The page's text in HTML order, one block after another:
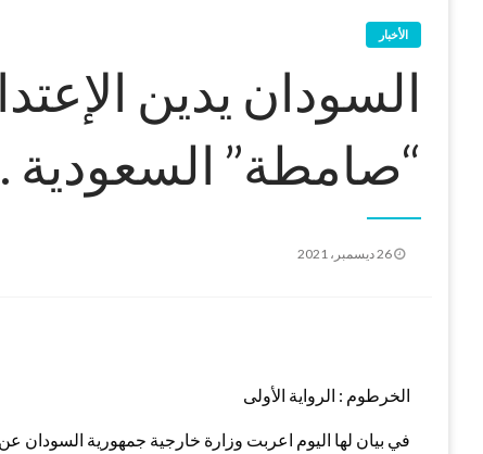
الأخبار
السودان يدين
“صامطة” السعودية
نُشر
26 ديسمبر، 2021
الخرطوم : الرواية الأولى
في بيان لها اليوم اعربت وزارة خارجية جمهورية السودان عن